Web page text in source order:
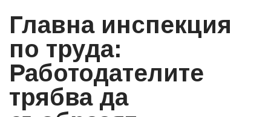
Главна инспекция
по труда:
Работодателите
трябва да